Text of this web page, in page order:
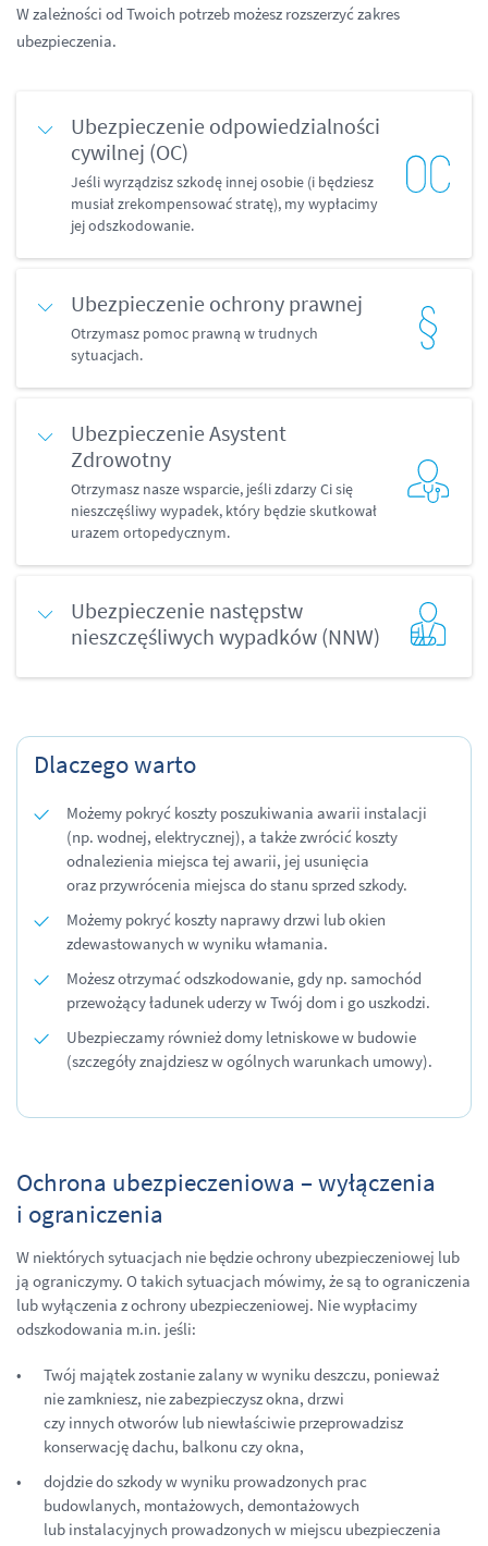
W zależności od Twoich potrzeb możesz rozszerzyć zakres
ubezpieczenia.
Ubezpieczenie odpowiedzialności
cywilnej (OC)
Jeśli wyrządzisz szkodę innej osobie (i będziesz
musiał zrekompensować stratę), my wypłacimy
jej odszkodowanie.
Ubezpieczenie ochrony prawnej
Otrzymasz pomoc prawną w trudnych
sytuacjach.
Ubezpieczenie Asystent
Zdrowotny
Otrzymasz nasze wsparcie, jeśli zdarzy Ci się
nieszczęśliwy wypadek, który będzie skutkował
urazem ortopedycznym.
Ubezpieczenie następstw
nieszczęśliwych wypadków (NNW)
Dlaczego warto
Możemy pokryć koszty poszukiwania awarii instalacji
(np. wodnej, elektrycznej), a także zwrócić koszty
odnalezienia miejsca tej awarii, jej usunięcia
oraz przywrócenia miejsca do stanu sprzed szkody.
Możemy pokryć koszty naprawy drzwi lub okien
zdewastowanych w wyniku włamania.
Możesz otrzymać odszkodowanie, gdy np. samochód
przewożący ładunek uderzy w Twój dom i go uszkodzi.
Ubezpieczamy również domy letniskowe w budowie
(szczegóły znajdziesz w ogólnych warunkach umowy).
Ochrona ubezpieczeniowa – wyłączenia
i ograniczenia
W niektórych sytuacjach nie będzie ochrony ubezpieczeniowej lub
ją ograniczymy. O takich sytuacjach mówimy, że są to ograniczenia
lub wyłączenia z ochrony ubezpieczeniowej. Nie wypłacimy
odszkodowania m.in. jeśli:
Twój majątek zostanie zalany w wyniku deszczu, ponieważ
nie zamkniesz, nie zabezpieczysz okna, drzwi
czy innych otworów lub niewłaściwie przeprowadzisz
konserwację dachu, balkonu czy okna,
dojdzie do szkody w wyniku prowadzonych prac
budowlanych, montażowych, demontażowych
lub instalacyjnych prowadzonych w miejscu ubezpieczenia